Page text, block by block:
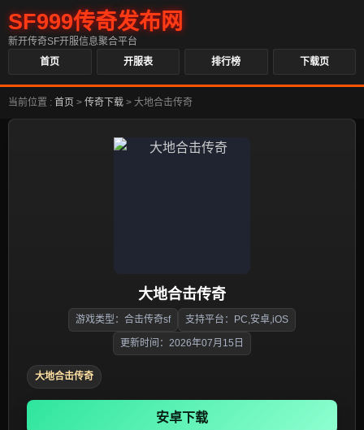
SF999传奇发布网
新开传奇SF开服信息聚合平台
首页
开服表 排行榜 下载页
当前位置 : 首页 > 传奇下载 > 大地合击传奇
大地合击传奇
游戏类型：合击传奇sf 支持平台：PC,安卓,iOS
更新时间：2026年07月15日
大地合击传奇
安卓下载